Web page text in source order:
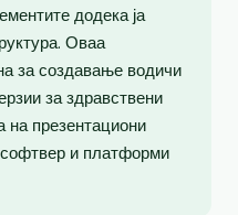
додека ја
Оваа
за создавање водичи
за здравствени
на презентациони
софтвер и платформи